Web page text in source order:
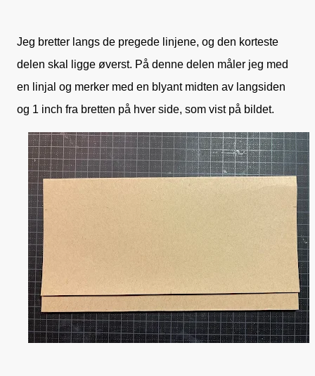
Jeg bretter langs de pregede linjene, og den korteste
delen skal ligge øverst. På denne delen måler jeg med
en linjal og merker med en blyant midten av langsiden
og 1 inch fra bretten på hver side, som vist på bildet.